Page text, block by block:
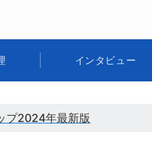
インタビュー
プ2024年最新版